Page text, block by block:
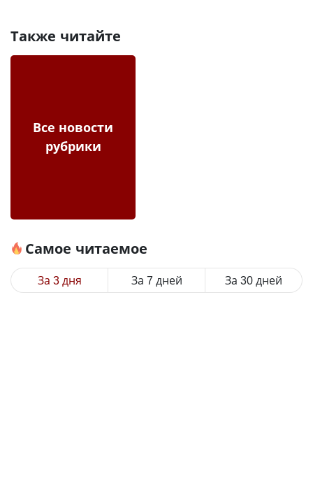
Также читайте
Все новости
рубрики
Самое читаемое
За 3 дня За 7 дней За 30 дней